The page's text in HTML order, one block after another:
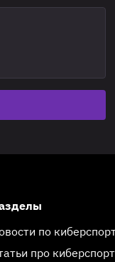
по
про киберспорт